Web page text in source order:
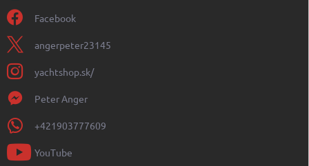
Facebook
angerpeter23145
yachtshop.sk/
Peter Anger
+421903777609
YouTube